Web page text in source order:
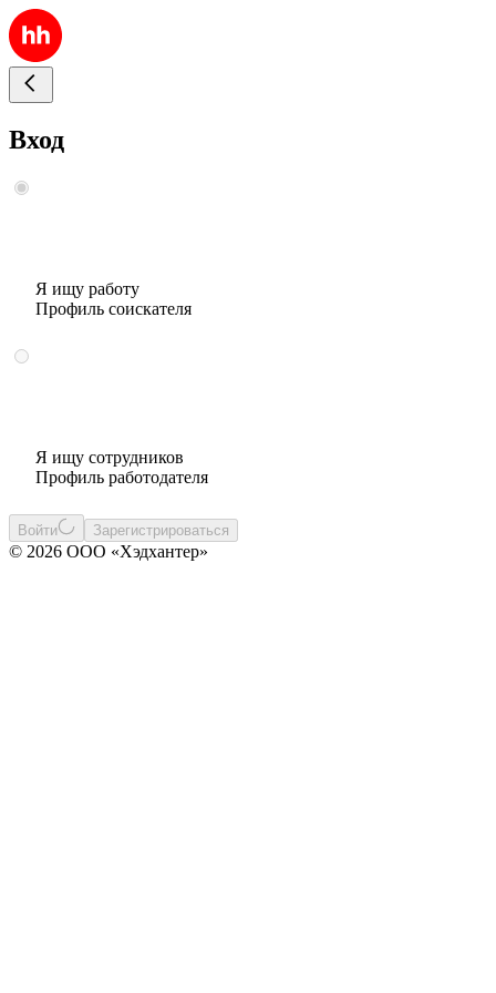
Вход
Я ищу работу
Профиль соискателя
Я ищу сотрудников
Профиль работодателя
Войти Зарегистрироваться
© 2026 ООО «Хэдхантер»